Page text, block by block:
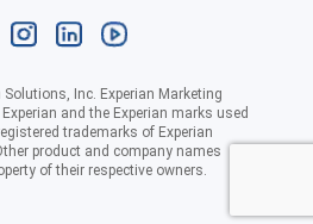
Inc. Experian Marketing
and the Experian marks used
trademarks of Experian
product and company names
of their respective owners.